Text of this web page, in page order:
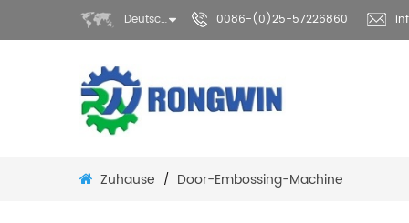
Deutsch 0086-(0)25-57226860
Zuhause / Door-Embossing-Machine